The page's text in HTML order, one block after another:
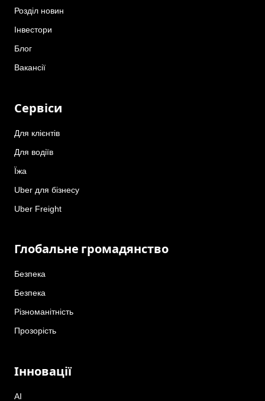
Розділ новин
Інвестори
Блог
Вакансії
Сервіси
Для клієнтів
Для водіїв
Їжа
Uber для бізнесу
Uber Freight
Глобальне громадянство
Безпека
Безпека
Різноманітність
Прозорість
Інновації
AI